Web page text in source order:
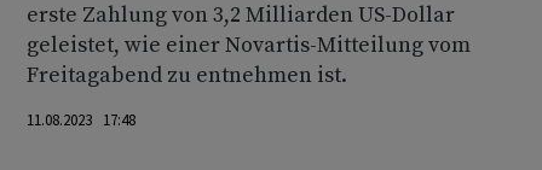
erste Zahlung von 3,2 Milliarden US-Dollar
geleistet, wie einer Novartis-Mitteilung vom
Freitagabend zu entnehmen ist.
11.08.2023 17:48